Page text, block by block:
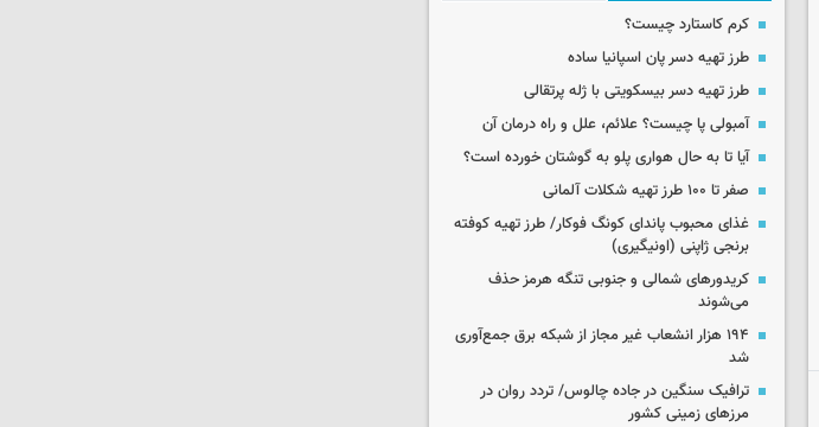
کرم کاستارد چیست؟
طرز تهیه دسر پان اسپانیا ساده
طرز تهیه دسر بیسکویتی با ژله پرتقالی
آمبولی پا چیست؟ علائم، علل و راه درمان آن
آیا تا به حال هواری پلو به گوشتان خورده است؟
صفر تا ۱۰۰ طرز تهیه شکلات آلمانی
غذای محبوب پاندای کونگ فوکار/ طرز تهیه کوفته
برنجی ژاپنی (اونیگیری)
کریدورهای شمالی و جنوبی تنگه هرمز حذف
می‌شوند
۱۹۴ هزار انشعاب غیر مجاز از شبکه برق جمع‌آوری
شد
ترافیک سنگین در جاده چالوس/ تردد روان در
مرزهای زمینی کشور